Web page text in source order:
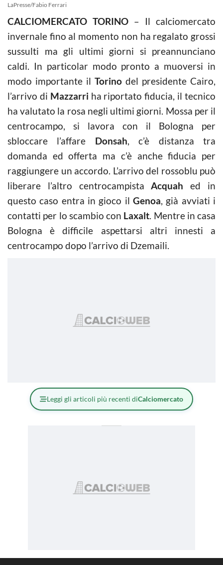
LaPresse/Fabio Ferrari
CALCIOMERCATO TORINO – Il calciomercato
invernale fino al momento non ha regalato grossi
sussulti ma gli ultimi giorni si preannunciano
caldi. In particolar modo pronto a muoversi in
modo importante il Torino del presidente Cairo,
l’arrivo di Mazzarri ha riportato fiducia, il tecnico
ha valutato la rosa negli ultimi giorni. Mossa per il
centrocampo, si lavora con il Bologna per
sbloccare l’affare Donsah, c’è distanza tra
domanda ed offerta ma c’è anche fiducia per
raggiungere un accordo. L’arrivo del rossoblu può
liberare l’altro centrocampistaAcquah ed in
questo caso entra in gioco il Genoa, già avviati i
contatti per lo scambio con Laxalt. Mentre in casa
Bologna è difficile aspettarsi altri innesti a
centrocampo dopo l’arrivo di Dzemaili.
Leggi gli articoli più recenti diCalciomercato